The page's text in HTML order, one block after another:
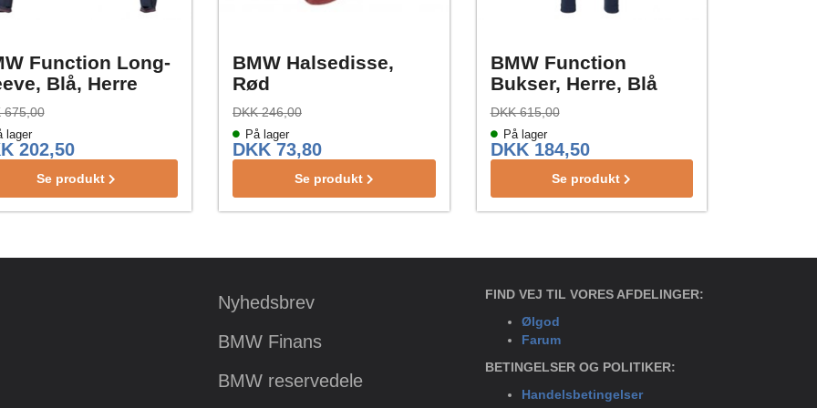
Function Long-
Blå, Herre
lager
675,00
202,50
Se produkt
BMW Halsedisse,
Rød
På lager
DKK 246,00
DKK 73,80
Se produkt
BMW Function
Bukser, Herre, Blå
På lager
DKK 615,00
DKK 184,50
Se produkt
Nyhedsbrev
BMW Finans
BMW reservedele
FIND VEJ TIL VORES AFDELINGER:
Ølgod
Farum
BETINGELSER OG POLITIKER:
Handelsbetingelser